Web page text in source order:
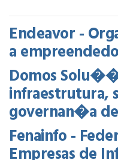
Endeavor -
a
Domos
infraestrutura,
governan�a
Fenainfo -
Empresas de